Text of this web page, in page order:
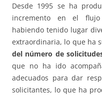
Desde 1995 se ha
incremento en el
habiendo tenido lugar
extraordinaria, lo que ha
del número de
que no ha ido
adecuados para dar
solicitantes, lo que ha